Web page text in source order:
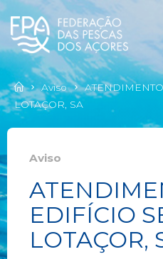
Aviso
LOTAÇOR, SA
Aviso
EDIFÍCIO
LOTAÇOR,